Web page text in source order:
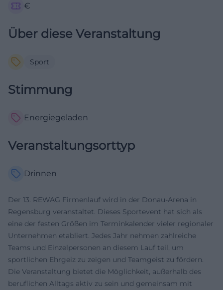
€
Über diese Veranstaltung
Sport
Stimmung
Energiegeladen
Veranstaltungsorttyp
Drinnen
Der 13. REWAG Firmenlauf wird in der Donau-Arena in
Regensburg veranstaltet. Dieses Sportevent hat sich als
eine der festen Größen im Terminkalender vieler regionaler
Unternehmen etabliert. Jedes Jahr nehmen zahlreiche
Teams und Einzelpersonen an diesem Lauf teil, um
sportlichen Ehrgeiz zu zeigen und Teamgeist zu fördern.
Die Veranstaltung bietet die Möglichkeit, außerhalb des
beruflichen Alltags aktiv zu sein und gemeinsam mit